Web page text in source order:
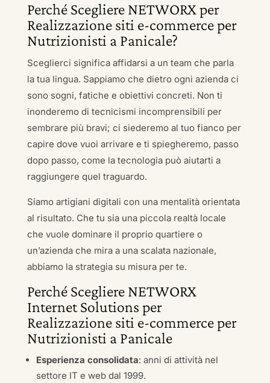
Perché Scegliere NETWORX per
Realizzazione siti e-commerce per
Nutrizionisti a Panicale?
Sceglierci significa affidarsi a un team che parla
la tua lingua. Sappiamo che dietro ogni azienda ci
sono sogni, fatiche e obiettivi concreti. Non ti
inonderemo di tecnicismi incomprensibili per
sembrare più bravi; ci siederemo al tuo fianco per
capire dove vuoi arrivare e ti spiegheremo, passo
dopo passo, come la tecnologia può aiutarti a
raggiungere quel traguardo.
Siamo artigiani digitali con una mentalità orientata
al risultato. Che tu sia una piccola realtà locale
che vuole dominare il proprio quartiere o
un’azienda che mira a una scalata nazionale,
abbiamo la strategia su misura per te.
Perché Scegliere NETWORX
Internet Solutions per
Realizzazione siti e-commerce per
Nutrizionisti a Panicale
Esperienza consolidata: anni di attività nel
settore IT e web dal 1999.